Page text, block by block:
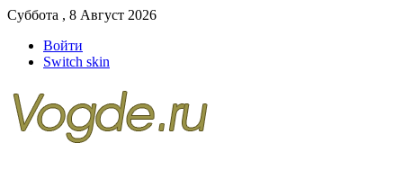
Суббота , 8 Август 2026
Войти
Switch skin